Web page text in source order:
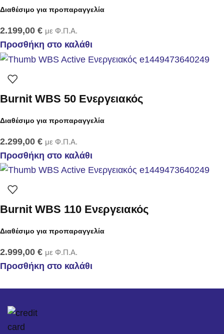
Διαθέσιμο για προπαραγγελία
2.199,00 € με Φ.Π.Α.
Προσθήκη στο καλάθι
Burnit WBS 50 Ενεργειακός
Διαθέσιμο για προπαραγγελία
2.299,00 € με Φ.Π.Α.
Προσθήκη στο καλάθι
Burnit WBS 110 Ενεργειακός
Διαθέσιμο για προπαραγγελία
2.999,00 € με Φ.Π.Α.
Προσθήκη στο καλάθι